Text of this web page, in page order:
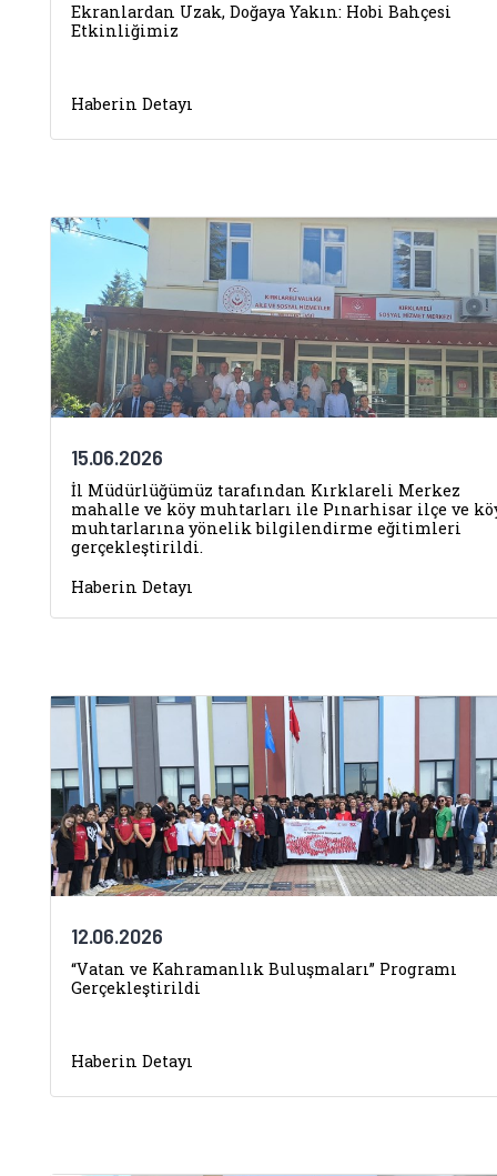
Ekranlardan Uzak, Doğaya Yakın: Hobi Bahçesi
Etkinliğimiz
Haberin Detayı
15.06.2026
İl Müdürlüğümüz tarafından Kırklareli Merkez
mahalle ve köy muhtarları ile Pınarhisar ilçe ve
muhtarlarına yönelik bilgilendirme eğitimleri
gerçekleştirildi.
Haberin Detayı
12.06.2026
“Vatan ve Kahramanlık Buluşmaları” Programı
Gerçekleştirildi
Haberin Detayı